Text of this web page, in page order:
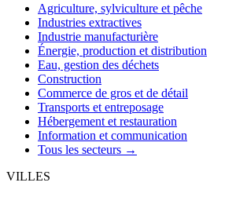
Agriculture, sylviculture et pêche
Industries extractives
Industrie manufacturière
Énergie, production et distribution
Eau, gestion des déchets
Construction
Commerce de gros et de détail
Transports et entreposage
Hébergement et restauration
Information et communication
Tous les secteurs →
VILLES